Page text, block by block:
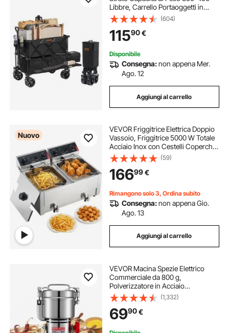
Libbre, Carrello Portaoggetti in
Tessuto Leggero Pieghevole con
Rotelle, Trasportabile per Pesca
Campeggio Shopping Giardino
Picnic
(604)
11590€
Disponibile
Consegna:non appena Mer.
Ago. 12
Aggiungi al carrello
Nuovo
VEVOR Friggitrice Elettrica Doppio
Vassoio, Friggitrice 5000 W Totale
Acciaio Inox con Cestelli Coperchi
60-200 °C Temperatura Controllata
Timer Protezione contro
Surriscaldamento, Ristorante
Cucina
(59)
16699€
Rimangono solo 3, Ordina subito
Consegna:non appena Gio.
Ago. 13
Aggiungi al carrello
VEVOR Macina Spezie Elettrico
Commerciale da 800 g,
Polverizzatore in Acciaio
Inossidabile ad Alta velocità da 2100
W, per Cereali Secchi, Spezie,
Cereali, Caffè, Mais e Pepe, Tipo
Oscillante
(1,332)
6990€